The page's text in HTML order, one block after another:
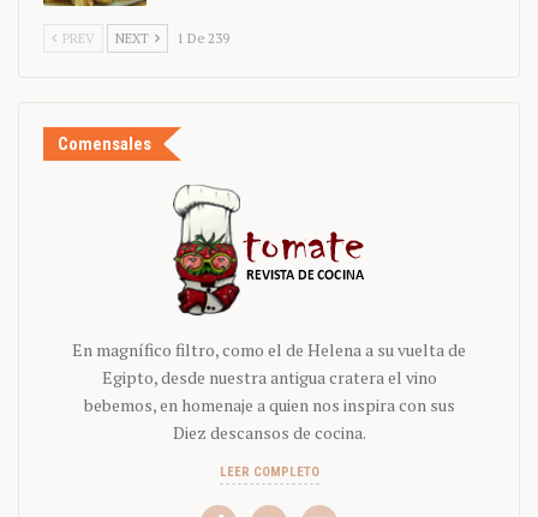
PREV NEXT 1 De 239
Comensales
En magnífico filtro, como el de Helena a su vuelta de
Egipto, desde nuestra antigua cratera el vino
bebemos, en homenaje a quien nos inspira con sus
Diez descansos de cocina.
LEER COMPLETO